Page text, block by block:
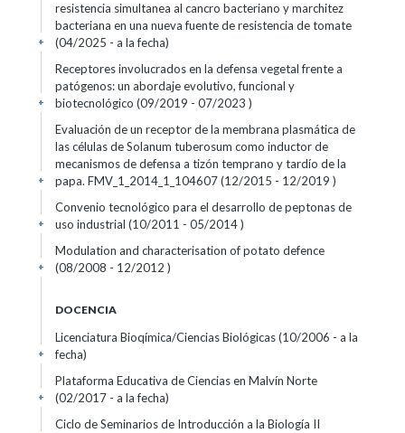
resistencia simultanea al cancro bacteriano y marchitez
bacteriana en una nueva fuente de resistencia de tomate
(04/2025 - a la fecha)
+
Receptores involucrados en la defensa vegetal frente a
patógenos: un abordaje evolutivo, funcional y
biotecnológico (09/2019 - 07/2023 )
+
Evaluación de un receptor de la membrana plasmática de
las células de Solanum tuberosum como inductor de
mecanismos de defensa a tizón temprano y tardío de la
papa. FMV_1_2014_1_104607 (12/2015 - 12/2019 )
+
Convenio tecnológico para el desarrollo de peptonas de
uso industrial (10/2011 - 05/2014 )
+
Modulation and characterisation of potato defence
(08/2008 - 12/2012 )
+
DOCENCIA
Licenciatura Bioqímica/Ciencias Biológicas (10/2006 - a la
fecha)
+
Plataforma Educativa de Ciencias en Malvín Norte
(02/2017 - a la fecha)
+
Ciclo de Seminarios de Introducción a la Biología II